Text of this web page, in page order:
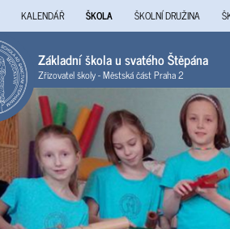
KALENDÁŘ ŠKOLA ŠKOLNÍ DRUŽINA
Základní škola u svatého Štěpána
Zřizovatel školy - Městská část Praha 2